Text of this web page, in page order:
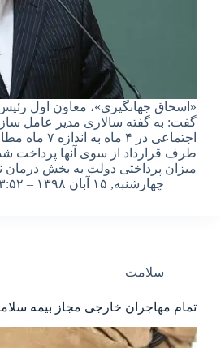
«اسحاق جهانگیری»، معاون اول
گفت: به گفته سالاری مدیر عامل
اجتماعی در ۴ ماه به
طرف قرارداد از سوی آنها پرداخت
میزان پرداختی دولت به بخش درمان
چهارشنبه, ۱۵ آبان ۱۳۹۸ – ۲۳:۵۲
سلامت
‌‌تمام مهاجران خارجی مجاز ‌بیمه